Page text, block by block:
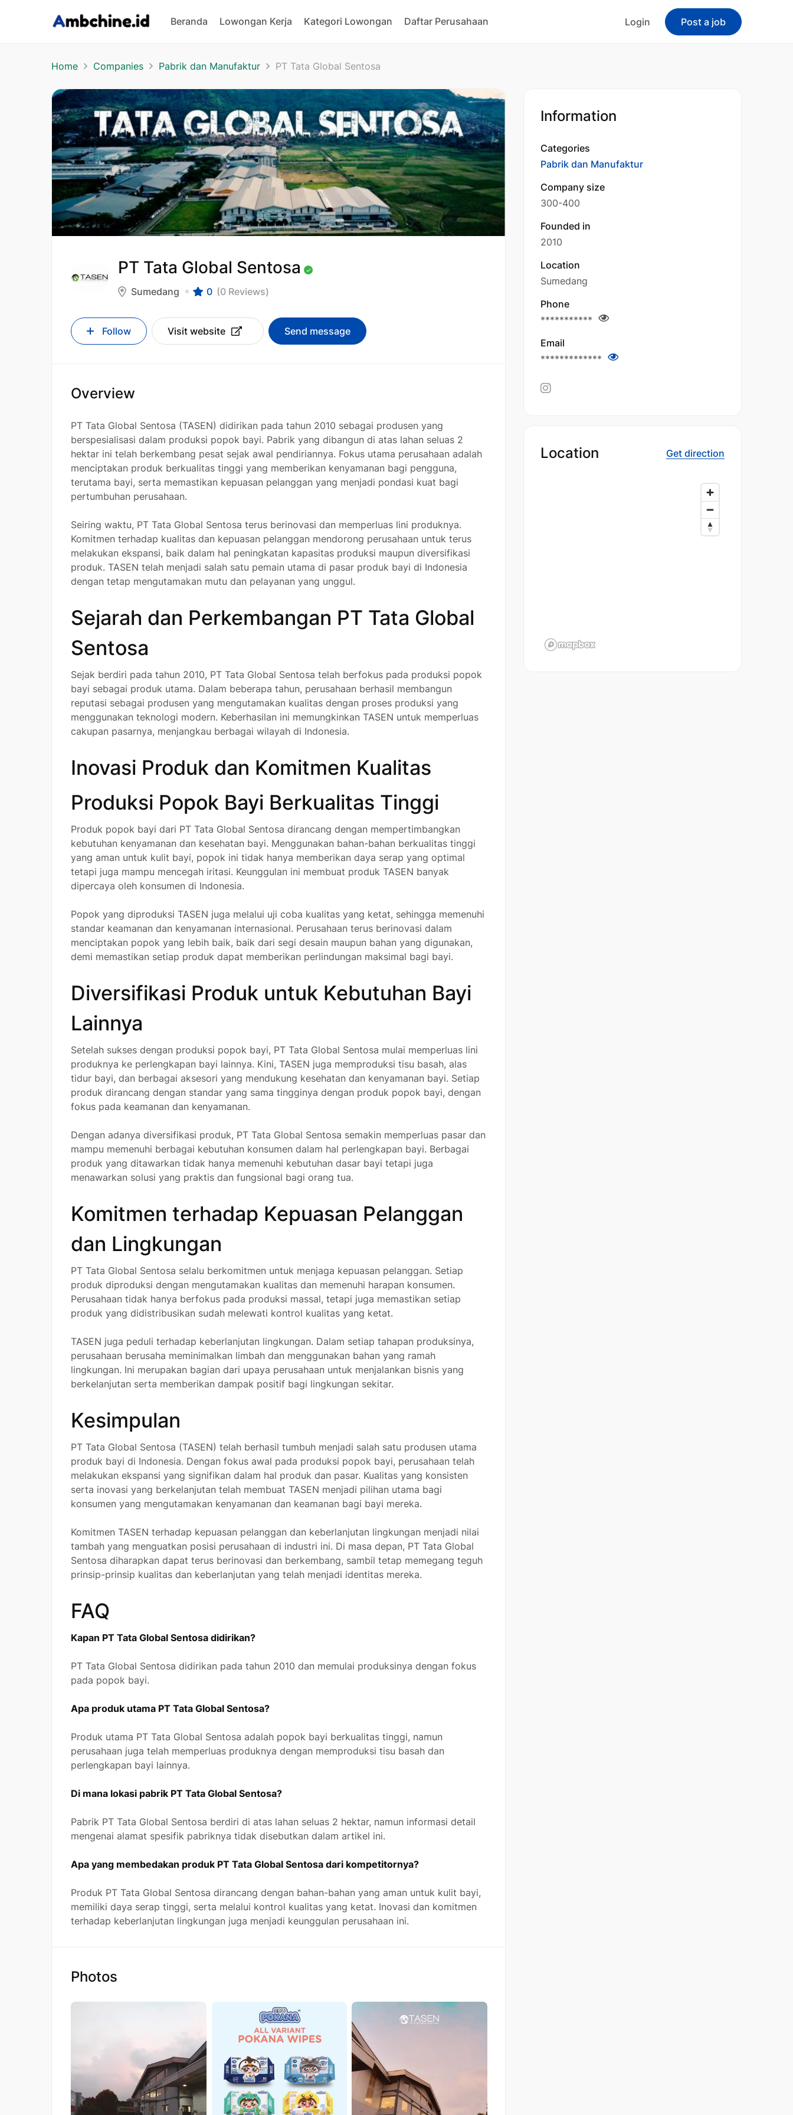
Beranda Lowongan Kerja Kategori Lowongan Daftar Perusahaan Login Post a job
Home Companies Pabrik dan Manufaktur PT Tata Global Sentosa
PT Tata Global Sentosa
Sumedang 0 (0 Reviews)
Follow Visit website Send message
Overview
PT Tata Global Sentosa (TASEN) didirikan pada tahun 2010 sebagai produsen yang
berspesialisasi dalam produksi popok bayi. Pabrik yang dibangun di atas lahan seluas 2
hektar ini telah berkembang pesat sejak awal pendiriannya. Fokus utama perusahaan adalah
menciptakan produk berkualitas tinggi yang memberikan kenyamanan bagi pengguna,
terutama bayi, serta memastikan kepuasan pelanggan yang menjadi pondasi kuat bagi
pertumbuhan perusahaan.
Seiring waktu, PT Tata Global Sentosa terus berinovasi dan memperluas lini produknya.
Komitmen terhadap kualitas dan kepuasan pelanggan mendorong perusahaan untuk terus
melakukan ekspansi, baik dalam hal peningkatan kapasitas produksi maupun diversifikasi
produk. TASEN telah menjadi salah satu pemain utama di pasar produk bayi di Indonesia
dengan tetap mengutamakan mutu dan pelayanan yang unggul.
Sejarah dan Perkembangan PT Tata Global
Sentosa
Sejak berdiri pada tahun 2010, PT Tata Global Sentosa telah berfokus pada produksi popok
bayi sebagai produk utama. Dalam beberapa tahun, perusahaan berhasil membangun
reputasi sebagai produsen yang mengutamakan kualitas dengan proses produksi yang
menggunakan teknologi modern. Keberhasilan ini memungkinkan TASEN untuk memperluas
cakupan pasarnya, menjangkau berbagai wilayah di Indonesia.
Inovasi Produk dan Komitmen Kualitas
Produksi Popok Bayi Berkualitas Tinggi
Produk popok bayi dari PT Tata Global Sentosa dirancang dengan mempertimbangkan
kebutuhan kenyamanan dan kesehatan bayi. Menggunakan bahan-bahan berkualitas tinggi
yang aman untuk kulit bayi, popok ini tidak hanya memberikan daya serap yang optimal
tetapi juga mampu mencegah iritasi. Keunggulan ini membuat produk TASEN banyak
dipercaya oleh konsumen di Indonesia.
Popok yang diproduksi TASEN juga melalui uji coba kualitas yang ketat, sehingga memenuhi
standar keamanan dan kenyamanan internasional. Perusahaan terus berinovasi dalam
menciptakan popok yang lebih baik, baik dari segi desain maupun bahan yang digunakan,
demi memastikan setiap produk dapat memberikan perlindungan maksimal bagi bayi.
Diversifikasi Produk untuk Kebutuhan Bayi
Lainnya
Setelah sukses dengan produksi popok bayi, PT Tata Global Sentosa mulai memperluas lini
produknya ke perlengkapan bayi lainnya. Kini, TASEN juga memproduksi tisu basah, alas
tidur bayi, dan berbagai aksesori yang mendukung kesehatan dan kenyamanan bayi. Setiap
produk dirancang dengan standar yang sama tingginya dengan produk popok bayi, dengan
fokus pada keamanan dan kenyamanan.
Dengan adanya diversifikasi produk, PT Tata Global Sentosa semakin memperluas pasar dan
mampu memenuhi berbagai kebutuhan konsumen dalam hal perlengkapan bayi. Berbagai
produk yang ditawarkan tidak hanya memenuhi kebutuhan dasar bayi tetapi juga
menawarkan solusi yang praktis dan fungsional bagi orang tua.
Komitmen terhadap Kepuasan Pelanggan
dan Lingkungan
PT Tata Global Sentosa selalu berkomitmen untuk menjaga kepuasan pelanggan. Setiap
produk diproduksi dengan mengutamakan kualitas dan memenuhi harapan konsumen.
Perusahaan tidak hanya berfokus pada produksi massal, tetapi juga memastikan setiap
produk yang didistribusikan sudah melewati kontrol kualitas yang ketat.
TASEN juga peduli terhadap keberlanjutan lingkungan. Dalam setiap tahapan produksinya,
perusahaan berusaha meminimalkan limbah dan menggunakan bahan yang ramah
lingkungan. Ini merupakan bagian dari upaya perusahaan untuk menjalankan bisnis yang
berkelanjutan serta memberikan dampak positif bagi lingkungan sekitar.
Kesimpulan
PT Tata Global Sentosa (TASEN) telah berhasil tumbuh menjadi salah satu produsen utama
produk bayi di Indonesia. Dengan fokus awal pada produksi popok bayi, perusahaan telah
melakukan ekspansi yang signifikan dalam hal produk dan pasar. Kualitas yang konsisten
serta inovasi yang berkelanjutan telah membuat TASEN menjadi pilihan utama bagi
konsumen yang mengutamakan kenyamanan dan keamanan bagi bayi mereka.
Komitmen TASEN terhadap kepuasan pelanggan dan keberlanjutan lingkungan menjadi nilai
tambah yang menguatkan posisi perusahaan di industri ini. Di masa depan, PT Tata Global
Sentosa diharapkan dapat terus berinovasi dan berkembang, sambil tetap memegang teguh
prinsip-prinsip kualitas dan keberlanjutan yang telah menjadi identitas mereka.
FAQ
Kapan PT Tata Global Sentosa didirikan?
PT Tata Global Sentosa didirikan pada tahun 2010 dan memulai produksinya dengan fokus
pada popok bayi.
Apa produk utama PT Tata Global Sentosa?
Produk utama PT Tata Global Sentosa adalah popok bayi berkualitas tinggi, namun
perusahaan juga telah memperluas produknya dengan memproduksi tisu basah dan
perlengkapan bayi lainnya.
Di mana lokasi pabrik PT Tata Global Sentosa?
Pabrik PT Tata Global Sentosa berdiri di atas lahan seluas 2 hektar, namun informasi detail
mengenai alamat spesifik pabriknya tidak disebutkan dalam artikel ini.
Apa yang membedakan produk PT Tata Global Sentosa dari kompetitornya?
Produk PT Tata Global Sentosa dirancang dengan bahan-bahan yang aman untuk kulit bayi,
memiliki daya serap tinggi, serta melalui kontrol kualitas yang ketat. Inovasi dan komitmen
terhadap keberlanjutan lingkungan juga menjadi keunggulan perusahaan ini.
Photos
Information
Categories
Pabrik dan Manufaktur
Company size
300-400
Founded in
2010
Location
Sumedang
Phone
***********
Email
*************
Location Get direction